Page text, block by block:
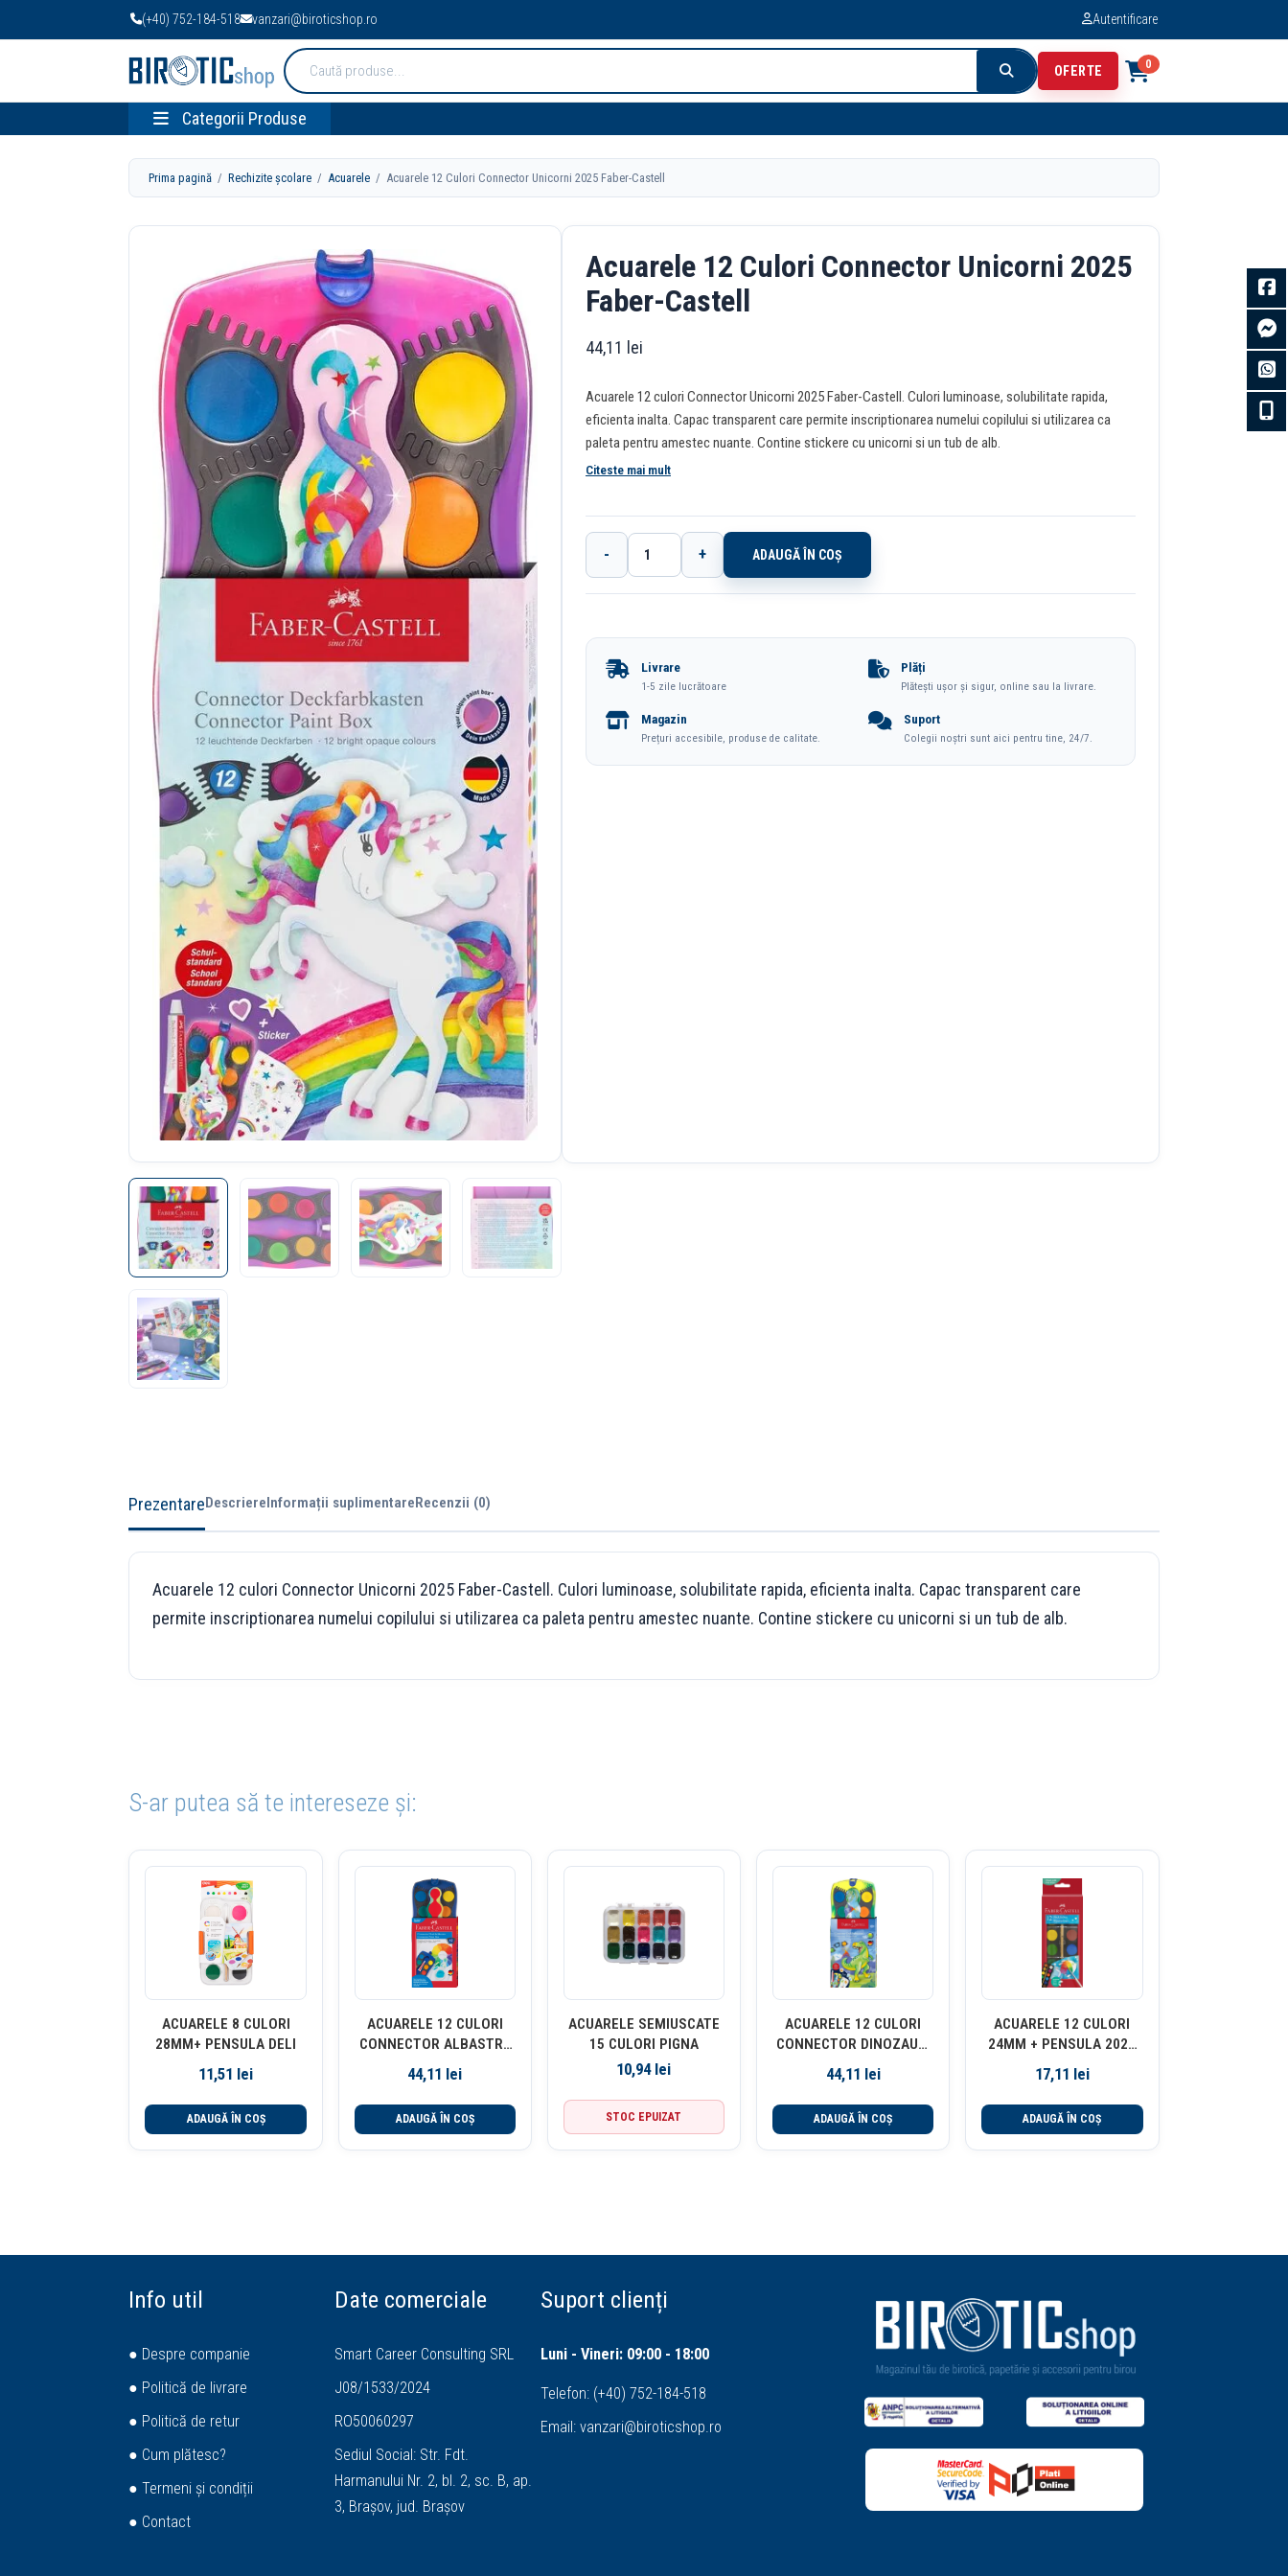
(+40) 752-184-518 vanzari@biroticshop.ro Autentificare
Cauta
produse:
OFERTE 0
Categorii Produse
Prima pagină /Rechizite școlare /Acuarele / Acuarele 12 Culori Connector Unicorni 2025 Faber-Castell
Acuarele 12 Culori Connector Unicorni 2025
Faber-Castell
44,11 lei
Acuarele 12 culori Connector Unicorni 2025 Faber-Castell. Culori luminoase, solubilitate rapida,
eficienta inalta. Capac transparent care permite inscriptionarea numelui copilului si utilizarea ca
paleta pentru amestec nuante. Contine stickere cu unicorni si un tub de alb.
Citeste mai mult
Cantitate
Acuarele
Culori
Connector
Unicorni
Faber-
- + ADAUGĂ ÎN COȘ
Livrare
1-5 zile lucrătoare
Plăți
Plătești ușor și sigur, online sau la livrare.
Magazin
Prețuri accesibile, produse de calitate.
Suport
Colegii noștri sunt aici pentru tine, 24/7.
PrezentareDescriereInformații suplimentareRecenzii (0)
Acuarele 12 culori Connector Unicorni 2025 Faber-Castell. Culori luminoase, solubilitate rapida, eficienta inalta. Capac transparent care
permite inscriptionarea numelui copilului si utilizarea ca paleta pentru amestec nuante. Contine stickere cu unicorni si un tub de alb.
S-ar putea să te intereseze și:
ACUARELE 8 CULORI
28MM+ PENSULA DELI
11,51 lei
ADAUGĂ ÎN COȘ
ACUARELE 12 CULORI
CONNECTOR ALBASTRE
FABER-CASTELL
44,11 lei
ADAUGĂ ÎN COȘ
ACUARELE SEMIUSCATE
15 CULORI PIGNA
10,94 lei
STOC EPUIZAT
ACUARELE 12 CULORI
CONNECTOR DINOZAURI
2025 FABER-CASTELL
44,11 lei
ADAUGĂ ÎN COȘ
ACUARELE 12 CULORI
24MM + PENSULA 2023
FABER-CASTELL
17,11 lei
ADAUGĂ ÎN COȘ
Info util
● Despre companie
● Politică de livrare
● Politică de retur
● Cum plătesc?
● Termeni și condiții
● Contact
Date comerciale
Smart Career Consulting SRL
J08/1533/2024
RO50060297
Sediul Social: Str. Fdt.
Harmanului Nr. 2, bl. 2, sc. B, ap.
3, Brașov, jud. Brașov
Suport clienți
Luni - Vineri: 09:00 - 18:00
Telefon: (+40) 752-184-518
Email:vanzari@biroticshop.ro